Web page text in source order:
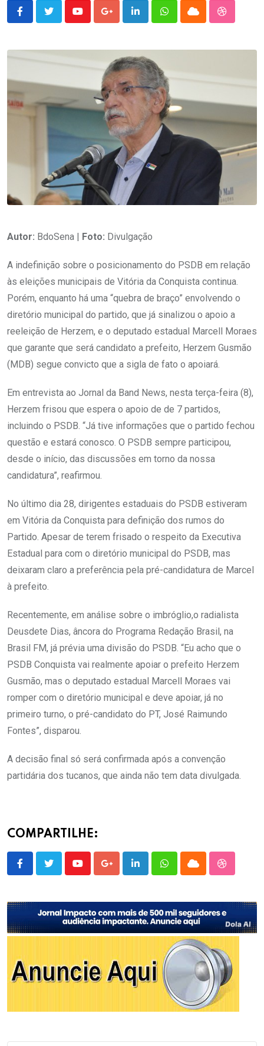
YoutubeGoogle+LinkedInWhatsappCloud
Autor: BdoSena | Foto: Divulgação
A indefinição sobre o posicionamento do PSDB em relação
às eleições municipais de Vitória da Conquista continua.
Porém, enquanto há uma “quebra de braço” envolvendo o
diretório municipal do partido, que já sinalizou o apoio a
reeleição de Herzem, e o deputado estadual Marcell Moraes
que garante que será candidato a prefeito, Herzem Gusmão
(MDB) segue convicto que a sigla de fato o apoiará.
Em entrevista ao Jornal da Band News, nesta terça-feira (8),
Herzem frisou que espera o apoio de de 7 partidos,
incluindo o PSDB. “Já tive informações que o partido fechou
questão e estará conosco. O PSDB sempre participou,
desde o início, das discussões em torno da nossa
candidatura”, reafirmou.
No último dia 28, dirigentes estaduais do PSDB estiveram
em Vitória da Conquista para definição dos rumos do
Partido. Apesar de terem frisado o respeito da Executiva
Estadual para com o diretório municipal do PSDB, mas
deixaram claro a preferência pela pré-candidatura de Marcel
à prefeito.
Recentemente, em análise sobre o imbróglio,o radialista
Deusdete Dias, âncora do Programa Redação Brasil, na
Brasil FM, já prévia uma divisão do PSDB. “Eu acho que o
PSDB Conquista vai realmente apoiar o prefeito Herzem
Gusmão, mas o deputado estadual Marcell Moraes vai
romper com o diretório municipal e deve apoiar, já no
primeiro turno, o pré-candidato do PT, José Raimundo
Fontes”, disparou.
A decisão final só será confirmada após a convenção
partidária dos tucanos, que ainda não tem data divulgada.
COMPARTILHE:
YoutubeGoogle+LinkedInWhatsappCloud